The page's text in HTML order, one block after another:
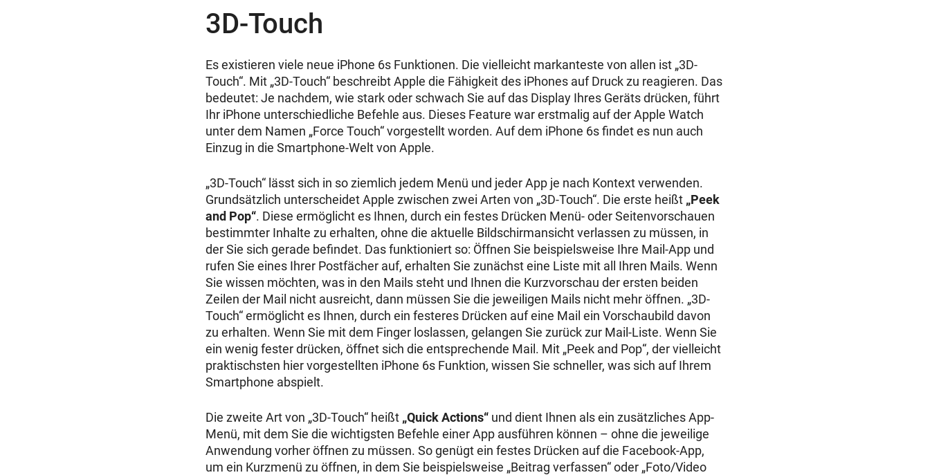
3D-Touch
Es existieren viele neue iPhone 6s Funktionen. Die vielleicht markanteste von allen ist „3D-
Touch“. Mit „3D-Touch“ beschreibt Apple die Fähigkeit des iPhones auf Druck zu reagieren. Das
bedeutet: Je nachdem, wie stark oder schwach Sie auf das Display Ihres Geräts drücken, führt
Ihr iPhone unterschiedliche Befehle aus. Dieses Feature war erstmalig auf der Apple Watch
unter dem Namen „Force Touch“ vorgestellt worden. Auf dem iPhone 6s findet es nun auch
Einzug in die Smartphone-Welt von Apple.
„3D-Touch“ lässt sich in so ziemlich jedem Menü und jeder App je nach Kontext verwenden.
Grundsätzlich unterscheidet Apple zwischen zwei Arten von „3D-Touch“. Die erste heißt „Peek
and Pop“. Diese ermöglicht es Ihnen, durch ein festes Drücken Menü- oder Seitenvorschauen
bestimmter Inhalte zu erhalten, ohne die aktuelle Bildschirmansicht verlassen zu müssen, in
der Sie sich gerade befindet. Das funktioniert so: Öffnen Sie beispielsweise Ihre Mail-App und
rufen Sie eines Ihrer Postfächer auf, erhalten Sie zunächst eine Liste mit all Ihren Mails. Wenn
Sie wissen möchten, was in den Mails steht und Ihnen die Kurzvorschau der ersten beiden
Zeilen der Mail nicht ausreicht, dann müssen Sie die jeweiligen Mails nicht mehr öffnen. „3D-
Touch“ ermöglicht es Ihnen, durch ein festeres Drücken auf eine Mail ein Vorschaubild davon
zu erhalten. Wenn Sie mit dem Finger loslassen, gelangen Sie zurück zur Mail-Liste. Wenn Sie
ein wenig fester drücken, öffnet sich die entsprechende Mail. Mit „Peek and Pop“, der vielleicht
praktischsten hier vorgestellten iPhone 6s Funktion, wissen Sie schneller, was sich auf Ihrem
Smartphone abspielt.
Die zweite Art von „3D-Touch“ heißt „Quick Actions“ und dient Ihnen als ein zusätzliches App-
Menü, mit dem Sie die wichtigsten Befehle einer App ausführen können – ohne die jeweilige
Anwendung vorher öffnen zu müssen. So genügt ein festes Drücken auf die Facebook-App,
um ein Kurzmenü zu öffnen, in dem Sie beispielsweise „Beitrag verfassen“ oder „Foto/Video